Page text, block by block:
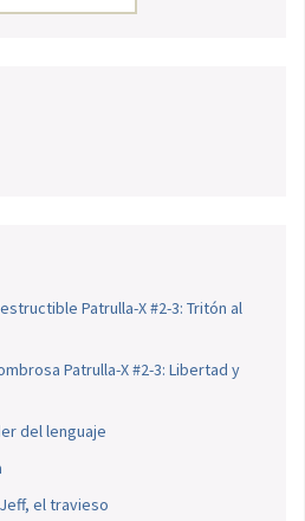
Patrulla-X #2-3: Tritón al
Patrulla-X #2-3: Libertad y
del lenguaje
el travieso